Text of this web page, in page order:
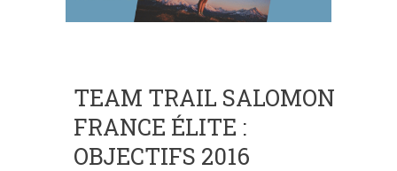
TEAM TRAIL SALOMON
FRANCE ÉLITE :
OBJECTIFS 2016